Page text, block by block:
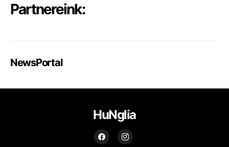
Partnereink:
NewsPortal
HuNglia